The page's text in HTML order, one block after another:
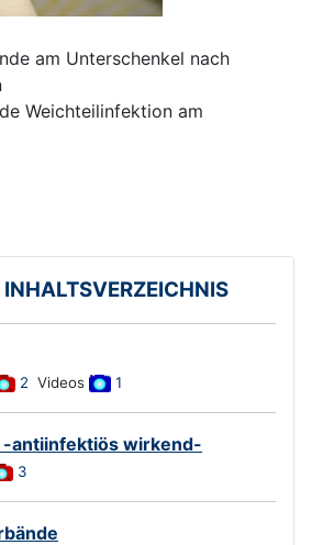
am Unterschenkel nach
Weichteilinfektion am
2 Videos 1
antiinfektiös wirkend-
3